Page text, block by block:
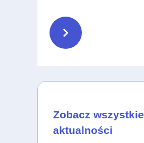
Zobacz wszystkie
aktualności